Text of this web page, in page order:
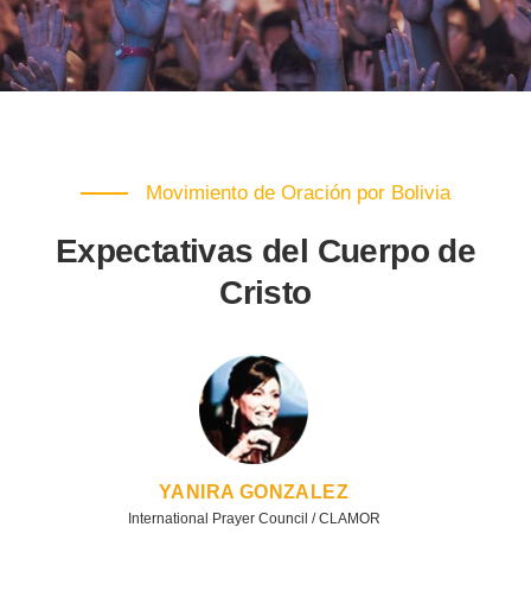
Movimiento de Oración por Bolivia
Expectativas del Cuerpo de
Cristo
YANIRA GONZALEZ
International Prayer Council / CLAMOR